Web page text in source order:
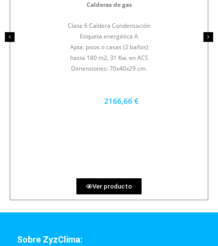
Calderas de gas
Clase 6 Caldera Condensación
Etiqueta energética A
Apta: pisos o casas (2 baños)
hasta 180 m2, 31 Kw. en ACS
Dimensiones: 70x40x29 cm.
2166,66 €
Ver producto
Sobre ZyzClima: